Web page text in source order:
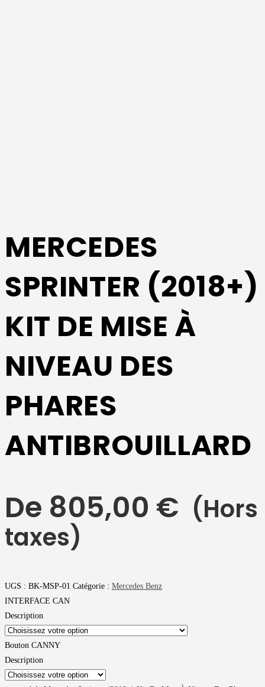
MERCEDES
SPRINTER (2018+)
KIT DE MISE À
NIVEAU DES
PHARES
ANTIBROUILLARD
De 805,00 € (Hors
taxes)
UGS : BK-MSP-01 Catégorie : Mercedes Benz
INTERFACE CAN
Description
Bouton CANNY
Description